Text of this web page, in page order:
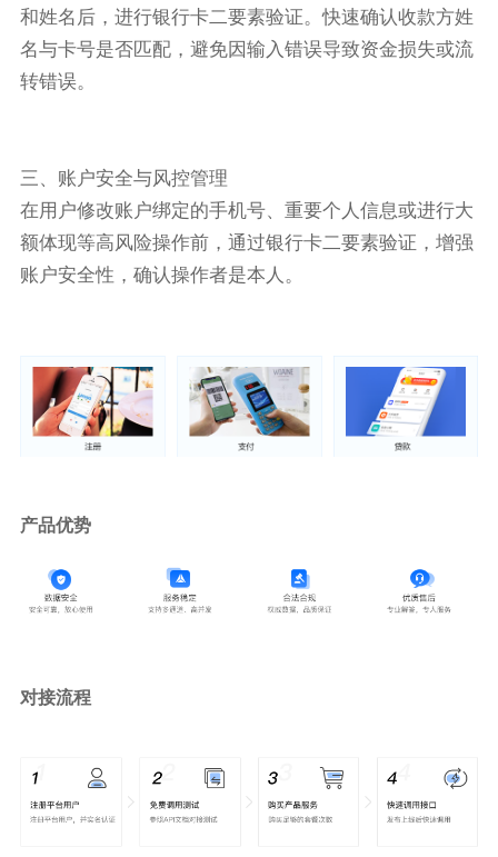
和姓名后，进行银行卡二要素验证。快速确认收款方姓
名与卡号是否匹配，避免因输入错误导致资金损失或流
转错误。
三、账户安全与风控管理
在用户修改账户绑定的手机号、重要个人信息或进行大
额体现等高风险操作前，通过银行卡二要素验证，增强
账户安全性，确认操作者是本人。
产品优势
对接流程